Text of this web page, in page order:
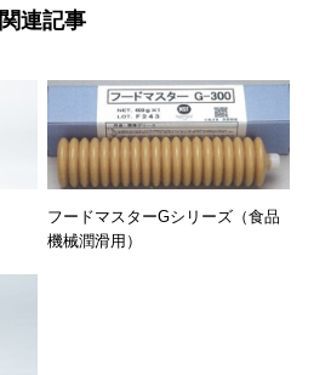
関連記事
フードマスターGシリーズ（食品
機械潤滑用）